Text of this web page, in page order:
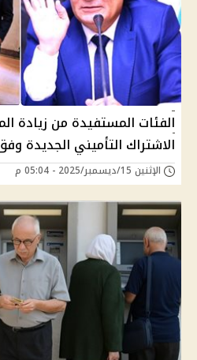
الاشتراك التأميني الجديدة
الإثنين 15/ديسمبر/2025 - 05:04 م